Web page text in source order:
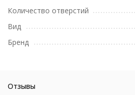
Количество отверстий
Вид
Бренд
Отзывы